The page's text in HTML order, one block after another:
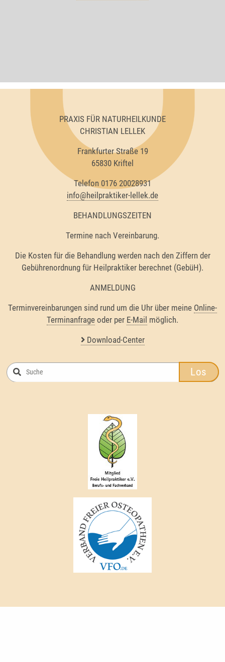
PRAXIS FÜR NATURHEILKUNDE
CHRISTIAN LELLEK
Frankfurter Straße 19
65830 Kriftel
Telefon 0176 20028931
info@heilpraktiker-lellek.de
BEHANDLUNGSZEITEN
Termine nach Vereinbarung.
Die Kosten für die Behandlung werden nach den Ziffern der
Gebührenordnung für Heilpraktiker berechnet (GebüH).
ANMELDUNG
Terminvereinbarungen sind rund um die Uhr über meine Online-
Terminanfrage oder per E-Mail möglich.
Download-Center
Los